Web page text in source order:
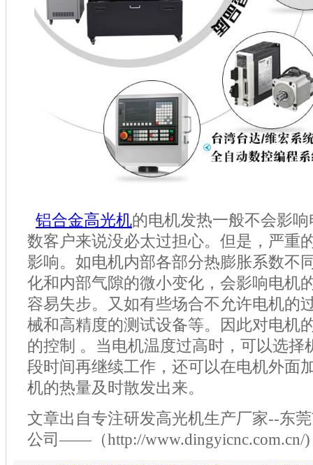
铝合金高光机的电机发热一般不会影
数客户来说没必太过担心。但是，严重
影响。如电机内部各部分热膨胀系数不
化和内部气隙的微小变化，会影响电机
容易失步。又如有些场合不允许电机的
械和高精度的测试设备等。因此对电机
的控制 。当电机温度过高时，可以选择
段时间再继续工作，还可以在电机外面
机的热量及时散发出来。
文章出自专注研发高光机生产厂家--东
公司——（http://www.dingyicnc.com.cn/